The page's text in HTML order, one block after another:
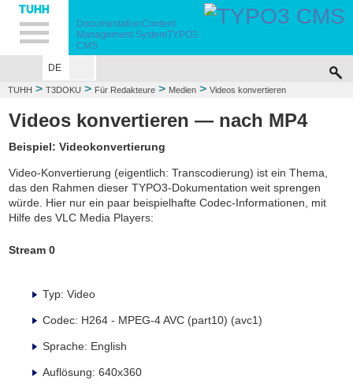
Hauptnavigation
Unternavigation
Inhalt
Suche
DocumentationContent
Management SystemTYPO3
CMS
DE
TUHH > T3DOKU > Für Redakteure > Medien > Videos konvertieren
Videos konvertieren — nach MP4
Beispiel: Videokonvertierung
Video-Konvertierung (eigentlich: Transcodierung) ist ein Thema,
das den Rahmen dieser TYPO3-Dokumentation weit sprengen
würde. Hier nur ein paar beispielhafte Codec-Informationen, mit
Hilfe des VLC Media Players:
Stream 0
Typ: Video
Codec: H264 - MPEG-4 AVC (part10) (avc1)
Sprache: English
Auflösung: 640x360